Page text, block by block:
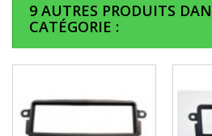
9 AUTRES PRODUITS
CATÉGORIE :